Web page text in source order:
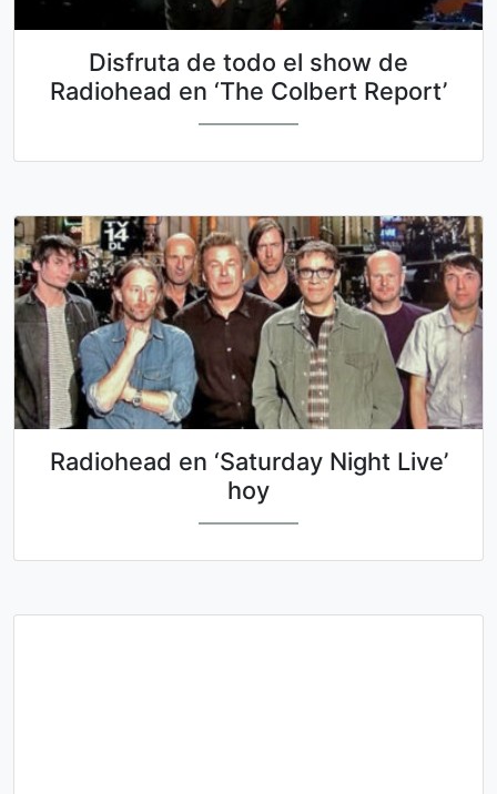
Disfruta de todo el show de
Radiohead en ‘The Colbert Report’
Radiohead en ‘Saturday Night Live’
hoy